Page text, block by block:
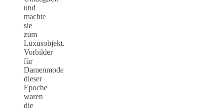
und
machte
sie
zum
Luxusobjekt.
Vorbilder
für
Damenmode
dieser
Epoche
waren
die